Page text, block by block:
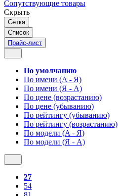
Сопутствующие товары
Скрыть
Сетка
Список
Прайс-лист
По умолчанию
По имени (A - Я)
По имени (Я - A)
По цене (возрастанию)
По цене (убыванию)
По рейтингу (убыванию)
По рейтингу (возрастанию)
По модели (A - Я)
По модели (Я - A)
27
54